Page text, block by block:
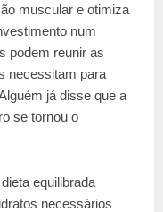
muscular e otimiza
num
podem reunir as
necessitam para
já disse que a
se tornou o
equilibrada
necessários